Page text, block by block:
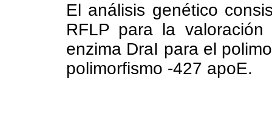
El análisis genético
RFLP para la
enzima DraI para el
polimorfismo -427 apoE.